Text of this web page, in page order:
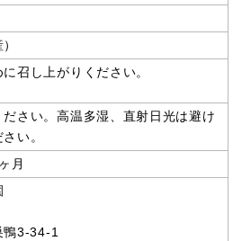
召し上がりください。
さい。高温多湿、直射日光は避け
い。
月
鴨3-34-1